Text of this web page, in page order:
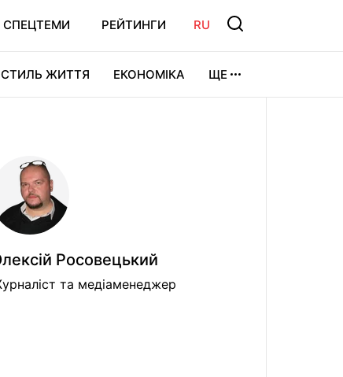
СПЕЦТЕМИ РЕЙТИНГИ RU
СТИЛЬ ЖИТТЯ ЕКОНОМІКА ЩЕ
Росовецький
та медіаменеджер